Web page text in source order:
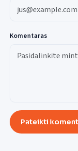
Komentaras
Pateikti